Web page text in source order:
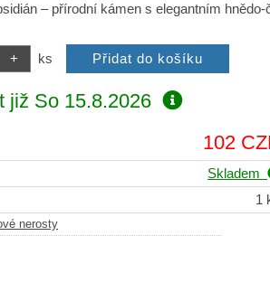
– přírodní kámen s elegantním
ks
již So 15.8.2026
102
Skladem
1
nerosty